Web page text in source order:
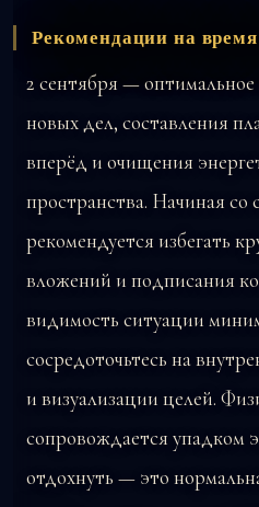
Рекомендации на
2 сентября — оптимальное
новых дел, составления
вперёд и очищения
пространства. Начиная
рекомендуется избегать
вложений и подписания
видимость ситуации
сосредоточьтесь на
и визуализации целей.
сопровождается упадком
отдохнуть — это